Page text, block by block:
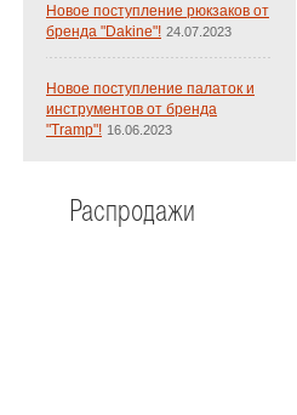
Новое поступление рюкзаков от
бренда "Dakine"! 24.07.2023
Новое поступление палаток и
инструментов от бренда
"Tramp"! 16.06.2023
Распродажи